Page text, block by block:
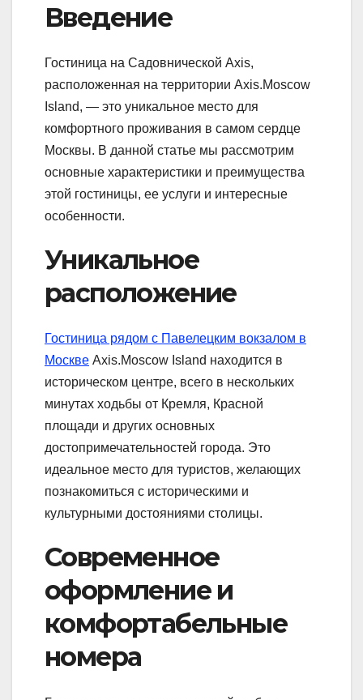
Введение
Гостиница на Садовнической Axis,
расположенная на территории Axis.Moscow
Island, — это уникальное место для
комфортного проживания в самом сердце
Москвы. В данной статье мы рассмотрим
основные характеристики и преимущества
этой гостиницы, ее услуги и интересные
особенности.
Уникальное
расположение
Гостиница рядом с Павелецким вокзалом в
Москве Axis.Moscow Island находится в
историческом центре, всего в нескольких
минутах ходьбы от Кремля, Красной
площади и других основных
достопримечательностей города. Это
идеальное место для туристов, желающих
познакомиться с историческими и
культурными достояниями столицы.
Современное
оформление и
комфортабельные
номера